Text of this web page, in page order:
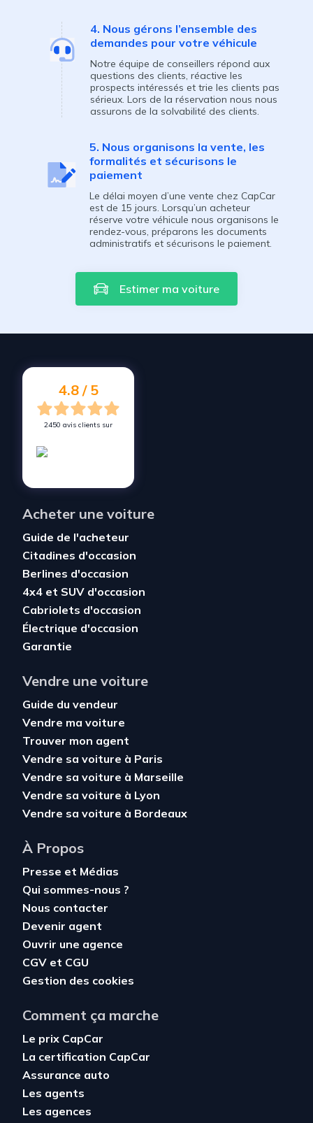
4. Nous gérons l’ensemble des
demandes pour votre véhicule
Notre équipe de conseillers répond aux
questions des clients, réactive les
prospects intéressés et trie les clients pas
sérieux. Lors de la réservation nous nous
assurons de la solvabilité des clients.
5. Nous organisons la vente, les
formalités et sécurisons le
paiement
Le délai moyen d’une vente chez CapCar
est de 15 jours. Lorsqu’un acheteur
réserve votre véhicule nous organisons le
rendez-vous, préparons les documents
administratifs et sécurisons le paiement.
Estimer ma voiture
4.8 / 5
2450 avis clients sur
Acheter une voiture
Guide de l'acheteur
Citadines d'occasion
Berlines d'occasion
4x4 et SUV d'occasion
Cabriolets d'occasion
Électrique d'occasion
Garantie
Vendre une voiture
Guide du vendeur
Vendre ma voiture
Trouver mon agent
Vendre sa voiture à Paris
Vendre sa voiture à Marseille
Vendre sa voiture à Lyon
Vendre sa voiture à Bordeaux
À Propos
Presse et Médias
Qui sommes-nous ?
Nous contacter
Devenir agent
Ouvrir une agence
CGV et CGU
Gestion des cookies
Comment ça marche
Le prix CapCar
La certification CapCar
Assurance auto
Les agents
Les agences